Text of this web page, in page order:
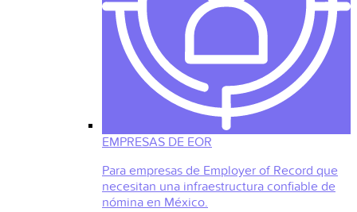
EMPRESAS DE EOR
Para empresas de Employer of Record que
necesitan una infraestructura confiable de
nómina en México.